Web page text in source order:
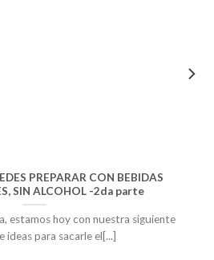
PREPARAR CON BEBIDAS
SIN ALCOHOL -2da parte
estamos hoy con nuestra siguiente
ideas para sacarle el[...]